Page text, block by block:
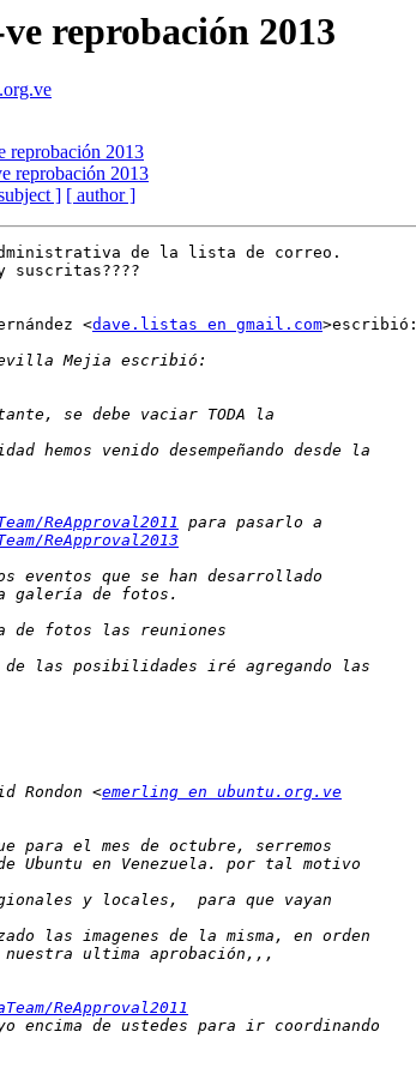
reprobación 2013
reprobación 2013
reprobación 2013
] [ author ]
de la lista de correo.
suscritas????
<dave.listas en gmail.com>escribió:
ReApproval2011
ReApproval2013
Rondon <emerling en ubuntu.org.ve
ReApproval2011